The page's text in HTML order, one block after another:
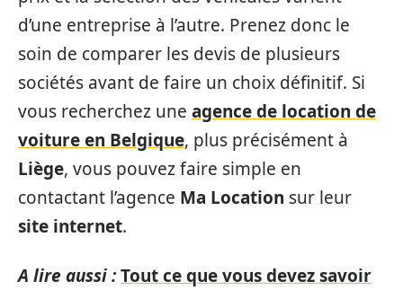
d’une entreprise à l’autre. Prenez donc le
soin de comparer les devis de plusieurs
sociétés avant de faire un choix définitif. Si
vous recherchez une agence de location de
voiture en Belgique, plus précisément à
Liège, vous pouvez faire simple en
contactant l’agence Ma Location sur leur
site internet.
A lire aussi :Tout ce que vous devez savoir